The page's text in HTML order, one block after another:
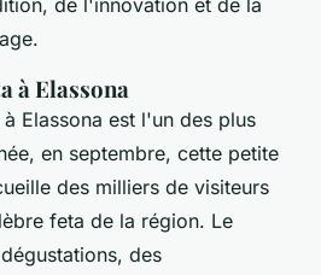
de l'innovation et de la
à Elassona
à Elassona est l'un des plus
en septembre, cette petite
des milliers de visiteurs
feta de la région. Le
des